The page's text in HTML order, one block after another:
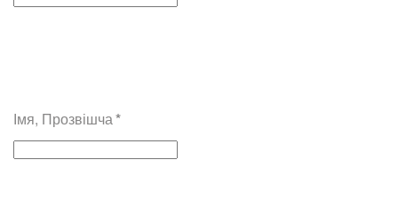
Імя, Прозвішча*